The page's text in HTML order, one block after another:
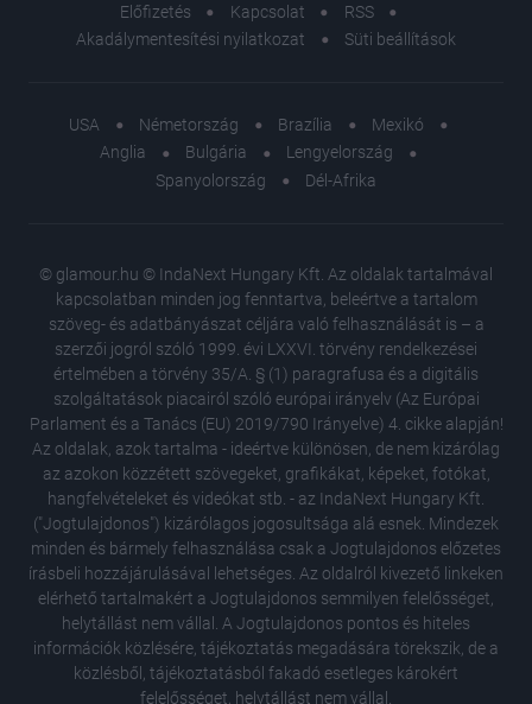
Előfizetés
Kapcsolat
RSS
Akadálymentesítési nyilatkozat
Süti beállítások
USA Németország Brazília
Mexikó
Anglia
Bulgária
Lengyelország
Spanyolország
Dél-Afrika
© glamour.hu © IndaNext Hungary Kft. Az oldalak tartalmával
kapcsolatban minden jog fenntartva, beleértve a tartalom
szöveg- és adatbányászat céljára való felhasználását is – a
szerzői jogról szóló 1999. évi LXXVI. törvény rendelkezései
értelmében a törvény 35/A. § (1) paragrafusa és a digitális
szolgáltatások piacairól szóló európai irányelv (Az Európai
Parlament és a Tanács (EU) 2019/790 Irányelve) 4. cikke alapján!
Az oldalak, azok tartalma - ideértve különösen, de nem kizárólag
az azokon közzétett szövegeket, grafikákat, képeket, fotókat,
hangfelvételeket és videókat stb. - az IndaNext Hungary Kft.
("Jogtulajdonos") kizárólagos jogosultsága alá esnek. Mindezek
minden és bármely felhasználása csak a Jogtulajdonos előzetes
írásbeli hozzájárulásával lehetséges. Az oldalról kivezető linkeken
elérhető tartalmakért a Jogtulajdonos semmilyen felelősséget,
helytállást nem vállal. A Jogtulajdonos pontos és hiteles
információk közlésére, tájékoztatás megadására törekszik, de a
közlésből, tájékoztatásból fakadó esetleges károkért
felelősséget, helytállást nem vállal.